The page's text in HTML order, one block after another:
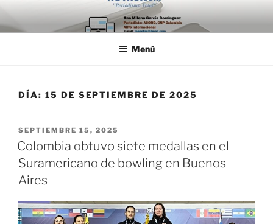
Saltar
al
contenido
Menú
DÍA: 15 DE SEPTIEMBRE DE 2025
PUBLICADO
EL
SEPTIEMBRE 15, 2025
Colombia obtuvo siete medallas en el
Suramericano de bowling en Buenos
Aires